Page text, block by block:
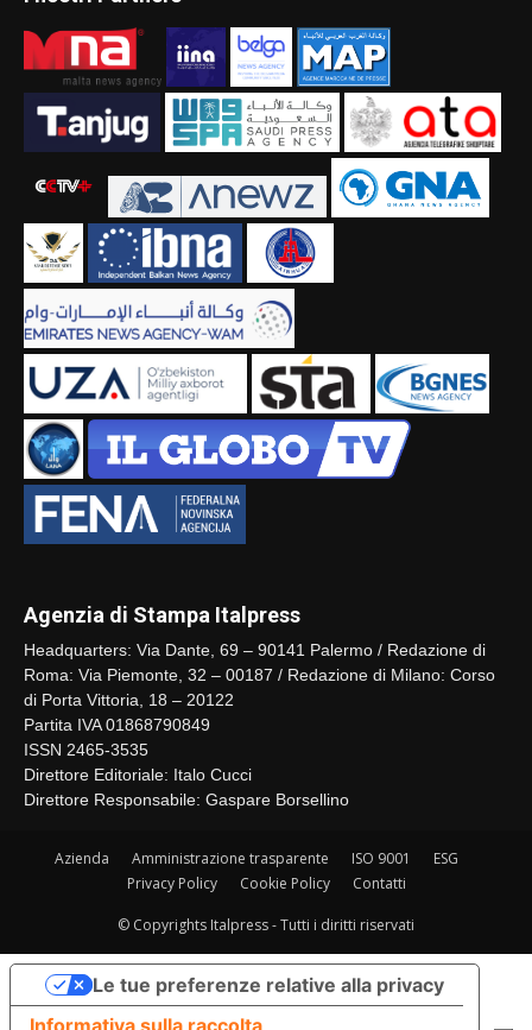
Agenzia di Stampa Italpress
Headquarters: Via Dante, 69 – 90141 Palermo / Redazione di
Roma: Via Piemonte, 32 – 00187 / Redazione di Milano: Corso
di Porta Vittoria, 18 – 20122
Partita IVA 01868790849
ISSN 2465-3535
Direttore Editoriale: Italo Cucci
Direttore Responsabile: Gaspare Borsellino
Azienda Amministrazione trasparente ISO 9001
ESG
Privacy Policy
Cookie Policy Contatti
© Copyrights Italpress - Tutti i diritti riservati
Informativa sulla raccolta
Le tue preferenze relative alla privacy